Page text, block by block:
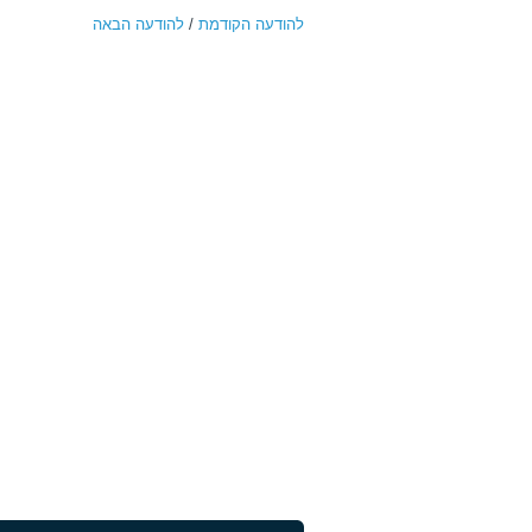
להודעה הקודמת / להודעה הבאה